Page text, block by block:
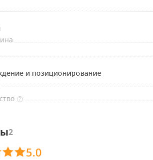
и позиционирование
?
2
5.0